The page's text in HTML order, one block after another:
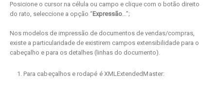
Posicione o cursor na célula ou campo e clique com o botão direito
do rato, seleccione a opção “Expressão…”;
Nos modelos de impressão de documentos de vendas/compras,
existe a particularidade de existirem campos extensibilidade para o
cabeçalho e para os detalhes (linhas do documento).
Para cabeçalhos e rodapé é XMLExtendedMaster: